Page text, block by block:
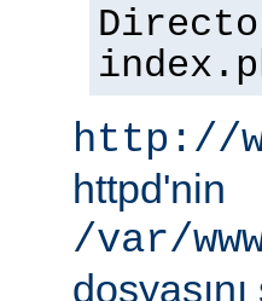
http://
httpd'nin
/var/